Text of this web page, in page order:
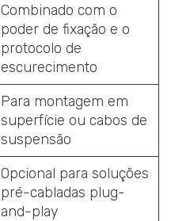
Combinado com o
poder de fixação e o
protocolo de
escurecimento
Para montagem em
superfície ou cabos de
suspensão
Opcional para soluções
pré-cabladas plug-
and-play